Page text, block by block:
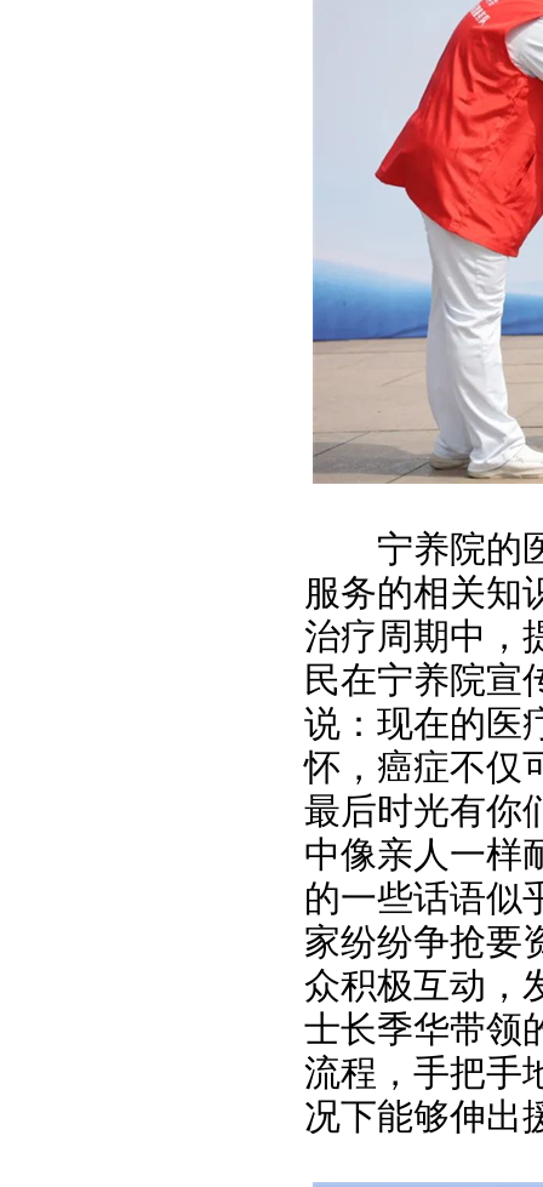
宁养院的
服务的相关知
治疗周期中，
民在宁养院宣
说：现在的医
怀，癌症不仅
最后时光有你
中像亲人一样
的一些话语似
家纷纷争抢要
众积极互动，
士长季华带领
流程，手把手
况下能够伸出